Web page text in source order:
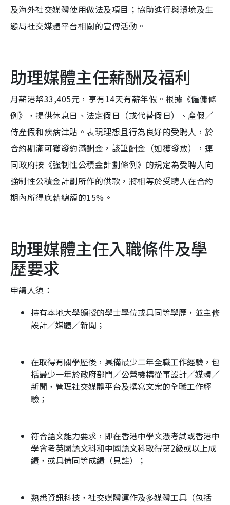
及海外社交媒體使用做法及項目；協助進行與環境及生
態局社交媒體平台相關的宣傳活動。
助理媒體主任薪酬及福利
月薪港幣33,405元，享有14天有薪年假。根據《僱傭條
例》，提供休息日、法定假日（或代替假日）、產假／
侍產假和疾病津貼。表現理想且行為良好的受聘人，於
合約期滿可獲發約滿酬金，該筆酬金（如獲發放），連
同政府按《強制性公積金計劃條例》的規定為受聘人向
強制性公積金計劃所作的供款，將相等於受聘人在合約
期內所得底薪總額的15%。
助理媒體主任入職條件及學
歷要求
申請人須：
持有本地大學頒授的學士學位或具同等學歷，並主修
設計／媒體／新聞；
在取得有關學歷後，具備最少二年全職工作經驗，包
括最少一年於政府部門／公營機構從事設計／媒體／
新聞，管理社交媒體平台及撰寫文案的全職工作經
驗；
符合語文能力要求，即在香港中學文憑考試或香港中
學會考英國語文科和中國語文科取得第2級或以上成
績，或具備同等成績（見註）；
熟悉資訊科技，社交媒體運作及多媒體工具（包括